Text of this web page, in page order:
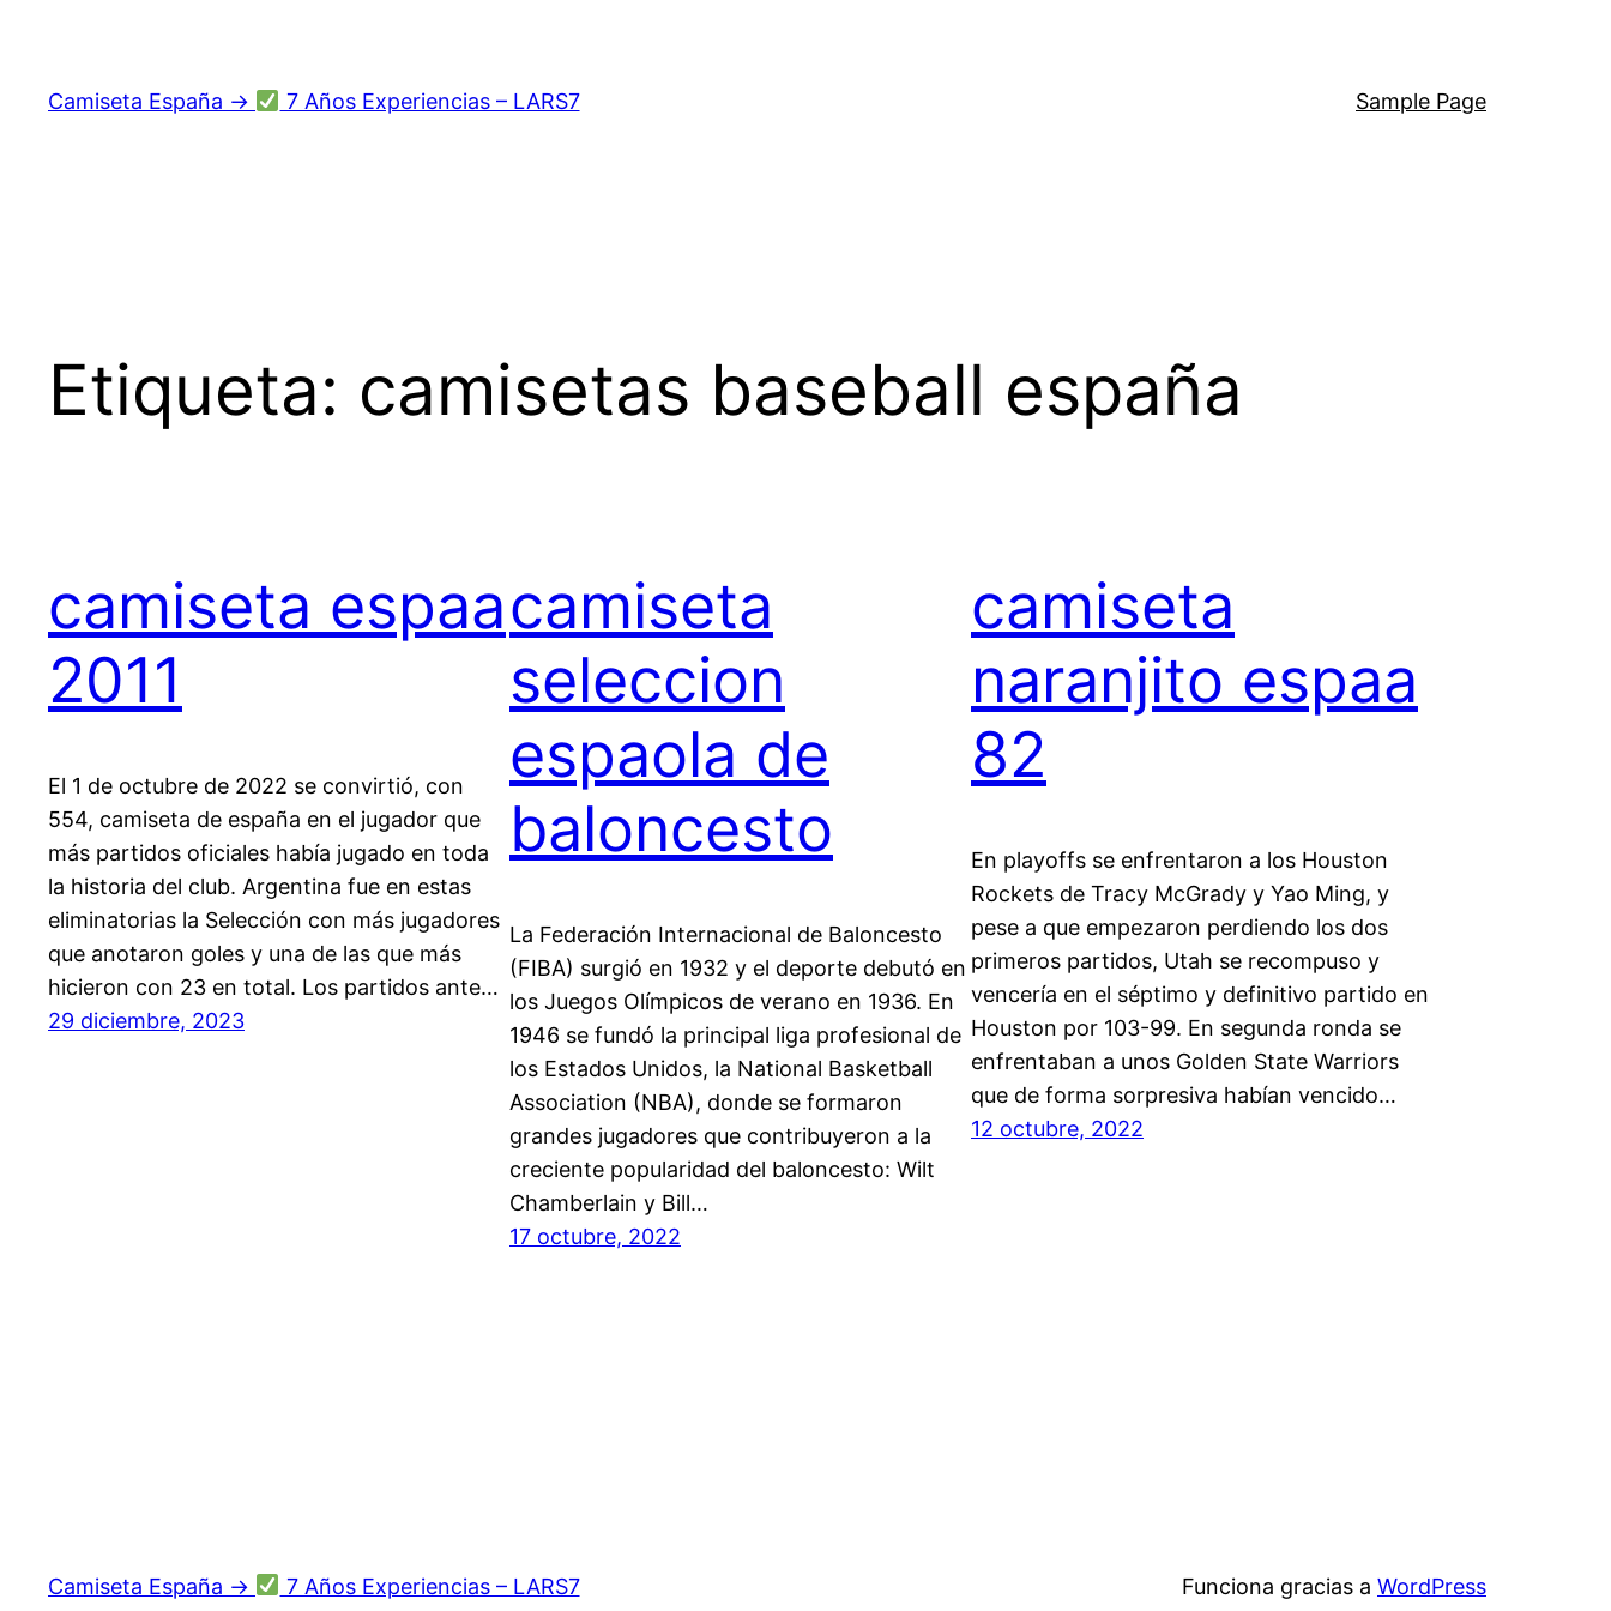
contenido
Camiseta España → 7 Años Experiencias – LARS7 Sample Page
Etiqueta: camisetas baseball españa
camiseta espaa
2011
El 1 de octubre de 2022 se convirtió, con
554, camiseta de españa en el jugador que
más partidos oficiales había jugado en toda
la historia del club. Argentina fue en estas
eliminatorias la Selección con más jugadores
que anotaron goles y una de las que más
hicieron con 23 en total. Los partidos ante…
29 diciembre, 2023
camiseta
seleccion
espaola de
baloncesto
La Federación Internacional de Baloncesto
(FIBA) surgió en 1932 y el deporte debutó en
los Juegos Olímpicos de verano en 1936. En
1946 se fundó la principal liga profesional de
los Estados Unidos, la National Basketball
Association (NBA), donde se formaron
grandes jugadores que contribuyeron a la
creciente popularidad del baloncesto: Wilt
Chamberlain y Bill…
17 octubre, 2022
camiseta
naranjito espaa
82
En playoffs se enfrentaron a los Houston
Rockets de Tracy McGrady y Yao Ming, y
pese a que empezaron perdiendo los dos
primeros partidos, Utah se recompuso y
vencería en el séptimo y definitivo partido en
Houston por 103-99. En segunda ronda se
enfrentaban a unos Golden State Warriors
que de forma sorpresiva habían vencido…
12 octubre, 2022
Camiseta España → 7 Años Experiencias – LARS7 Funciona gracias a WordPress